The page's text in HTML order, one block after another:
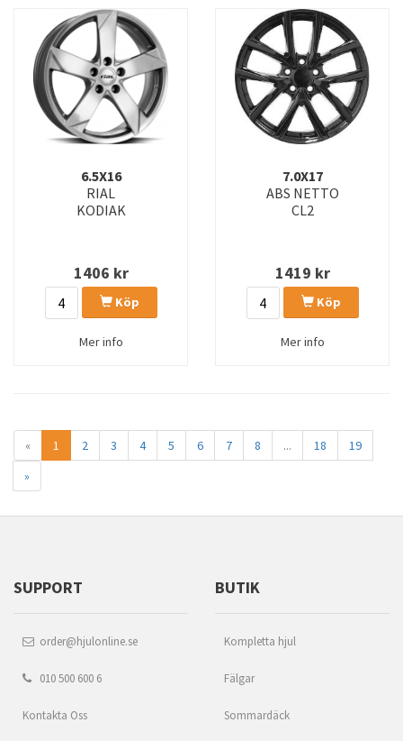
6.5X16
RIAL
KODIAK
1406 kr
Köp
Mer info
7.0X17
ABS NETTO
CL2
1419 kr
Köp
Mer info
« 1 2 3 4 5 6 7 8 ... 18
19
»
SUPPORT
order@hjulonline.se
010 500 600 6
Kontakta Oss
BUTIK
Kompletta hjul
Fälgar
Sommardäck